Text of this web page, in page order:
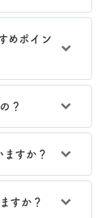
めポイン
？
ますか？
すか？